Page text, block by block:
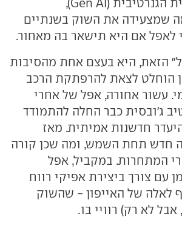
הבינה המלאכותית הגנרטיבית (Gen AI),
שמצעידה את השוק בשנתיים
לאפל אם היא תישאר בה מאחור.
הזאת, היא בעצם אחת מהסיבות
הוחלט לצאת להרפתקת הרכב
עשור אחורה, אפל של אחרי
ג'ובסית כבר החלה להתמודד
חדשנות אמיתית. מאז
חדש תחת השמש, ומה שכן קורה
המתחרות. במקביל, אפל
עם צורך ביצירת אפיקי רווח
לאלה של האייפון - שהשוק
לא רק) רוויי בו.